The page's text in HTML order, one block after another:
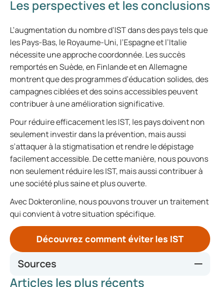
Les perspectives et les conclusions
L’augmentation du nombre d’IST dans des pays tels que
les Pays-Bas, le Royaume-Uni, l’Espagne et l’Italie
nécessite une approche coordonnée. Les succès
remportés en Suède, en Finlande et en Allemagne
montrent que des programmes d’éducation solides, des
campagnes ciblées et des soins accessibles peuvent
contribuer à une amélioration significative.
Pour réduire efficacement les IST, les pays doivent non
seulement investir dans la prévention, mais aussi
s’attaquer à la stigmatisation et rendre le dépistage
facilement accessible. De cette manière, nous pouvons
non seulement réduire les IST, mais aussi contribuer à
une société plus saine et plus ouverte.
Avec Dokteronline, nous pouvons trouver un traitement
qui convient à votre situation spécifique.
Découvrez comment éviter les IST
Sources
Articles les plus récents